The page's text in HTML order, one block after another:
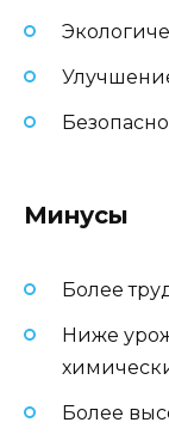
Минусы
Более
Ниже
Более